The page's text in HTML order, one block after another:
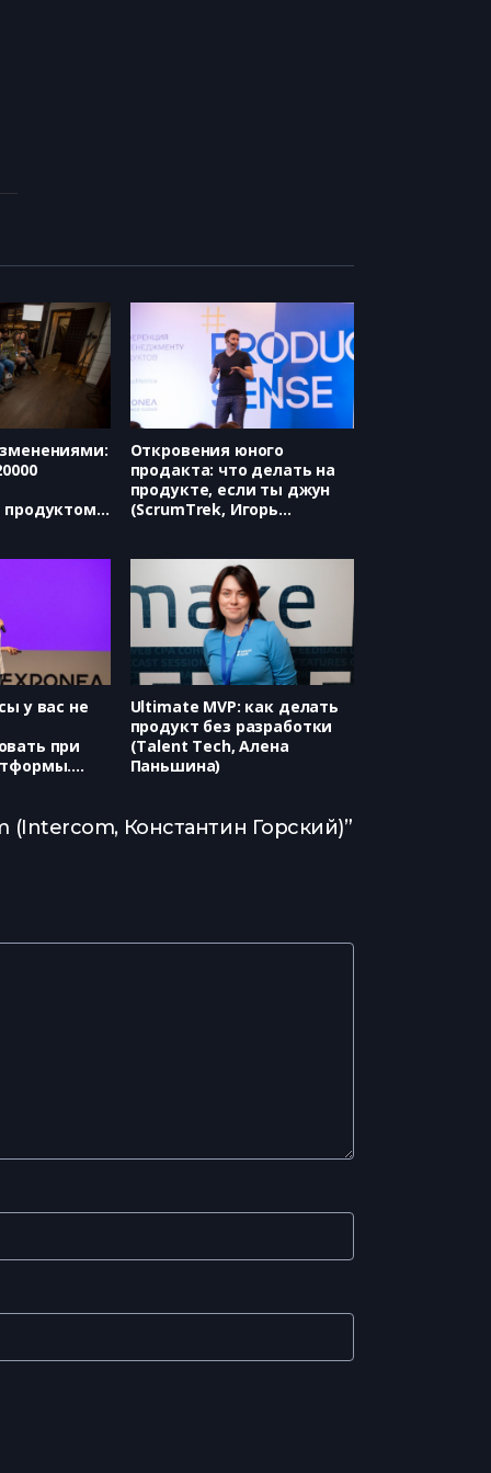
продуктом
Откровения юного
продакта: что делать на
продукте, если ты джун
(ScrumTrek, Игорь
у вас не
при
Ultimate MVP: как делать
продукт без разработки
(Talent Tech, Алена
Паньшина)
Константин Горский)”